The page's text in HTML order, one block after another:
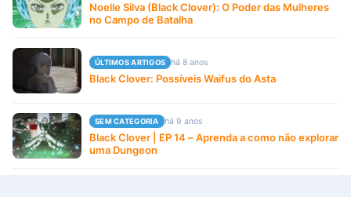
Noelle Silva (Black Clover): O Poder das Mulheres
no Campo de Batalha
ÚLTIMOS ARTIGOS há 8 anos
Black Clover: Possíveis Waifus do Asta
SEM CATEGORIA há 9 anos
Black Clover | EP 14 – Aprenda a como não explorar
uma Dungeon